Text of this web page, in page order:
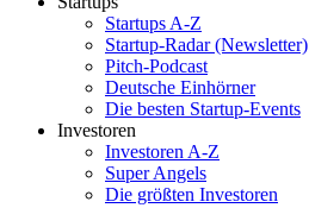
Startups A-Z
Startup-Radar (Newsletter)
Pitch-Podcast
Deutsche Einhörner
Die besten Startup-Events
Investoren
Investoren A-Z
Super Angels
Die größten Investoren